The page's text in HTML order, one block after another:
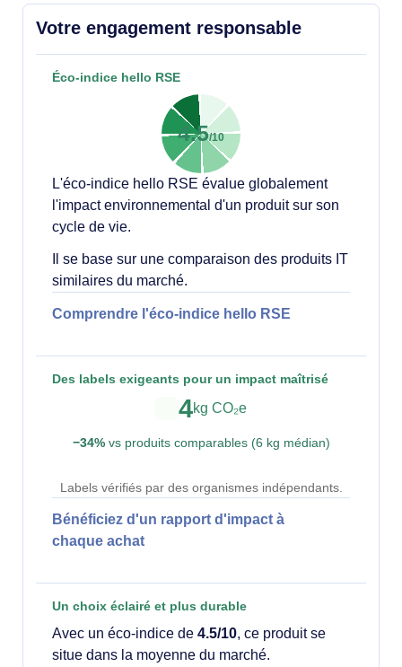
Votre engagement responsable
Éco-indice hello RSE
4.5/10
L'éco-indice hello RSE évalue globalement
l'impact environnemental d'un produit sur son
cycle de vie.
Il se base sur une comparaison des produits IT
similaires du marché.
Comprendre l'éco-indice hello RSE
Des labels exigeants pour un impact maîtrisé
4kg CO₂e
−34%vs produits comparables (6 kg médian)
Labels vérifiés par des organismes indépendants.
Bénéficiez d'un rapport d'impact à
chaque achat
Un choix éclairé et plus durable
Avec un éco-indice de 4.5/10, ce produit se
situe dans la moyenne du marché.